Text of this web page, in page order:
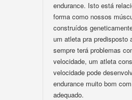
endurance. Isto está
forma como nossos
construídos
um atleta pra predisposto
sempre terá problemas
velocidade, um atleta
velocidade pode
endurance muito bom
adequado.